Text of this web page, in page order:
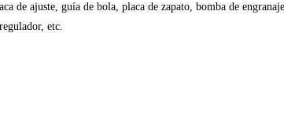
de ajuste, guía de bola, placa de zapato, bomba de
etc.